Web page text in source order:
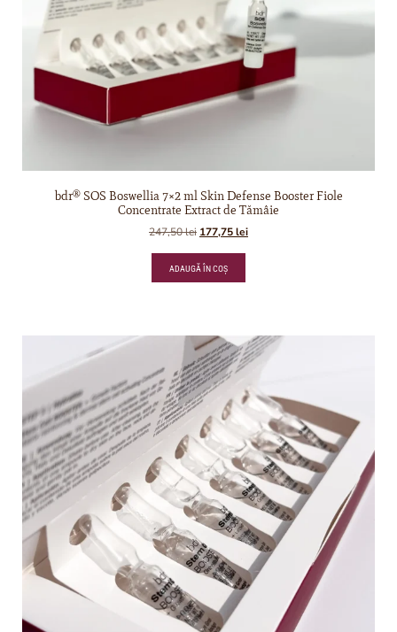
bdr® SOS Boswellia 7×2 ml Skin Defense Booster Fiole
Concentrate Extract de Tămâie
247,50lei 177,75lei
ADAUGĂ ÎN COȘ